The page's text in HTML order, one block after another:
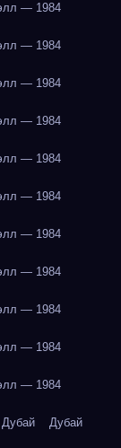
— 1984
— 1984
— 1984
— 1984
— 1984
— 1984
— 1984
— 1984
— 1984
— 1984
— 1984
Дубай Дубай